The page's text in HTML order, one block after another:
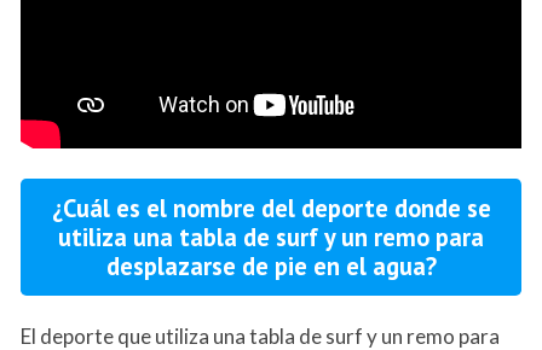
¿Cuál es el nombre del deporte donde se
utiliza una tabla de surf y un remo para
desplazarse de pie en el agua?
El deporte que utiliza una tabla de surf y un remo para